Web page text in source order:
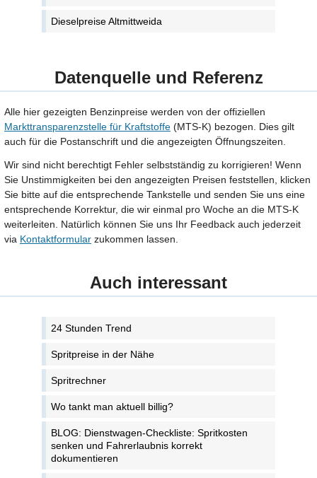
Dieselpreise Altmittweida
Datenquelle und Referenz
Alle hier gezeigten Benzinpreise werden von der offiziellen
Markttransparenzstelle für Kraftstoffe (MTS-K) bezogen. Dies gilt
auch für die Postanschrift und die angezeigten Öffnungszeiten.
Wir sind nicht berechtigt Fehler selbstständig zu korrigieren! Wenn
Sie Unstimmigkeiten bei den angezeigten Preisen feststellen, klicken
Sie bitte auf die entsprechende Tankstelle und senden Sie uns eine
entsprechende Korrektur, die wir einmal pro Woche an die MTS-K
weiterleiten. Natürlich können Sie uns Ihr Feedback auch jederzeit
via Kontaktformular zukommen lassen.
Auch interessant
24 Stunden Trend
Spritpreise in der Nähe
Spritrechner
Wo tankt man aktuell billig?
BLOG: Dienstwagen-Checkliste: Spritkosten
senken und Fahrerlaubnis korrekt
dokumentieren